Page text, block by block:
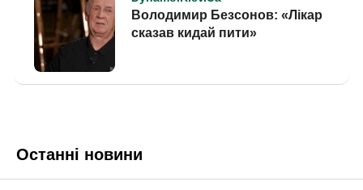
Останні новини